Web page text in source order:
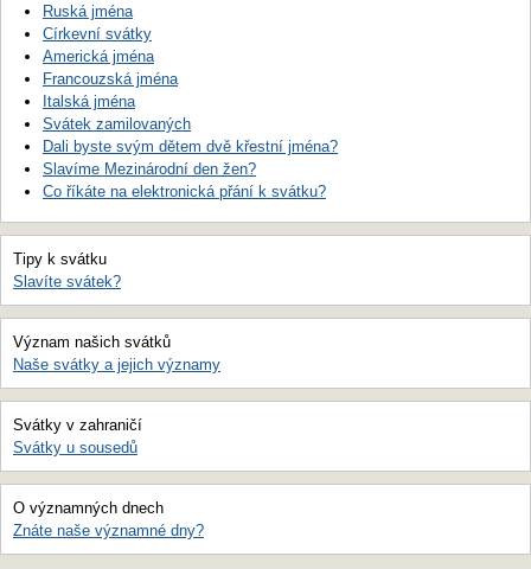
Ruská jména
Církevní svátky
Americká jména
Francouzská jména
Italská jména
Svátek zamilovaných
Dali byste svým dětem dvě křestní jména?
Slavíme Mezinárodní den žen?
Co říkáte na elektronická přání k svátku?
Tipy k svátku
Slavíte svátek?
Význam našich svátků
Naše svátky a jejich významy
Svátky v zahraničí
Svátky u sousedů
O významných dnech
Znáte naše významné dny?